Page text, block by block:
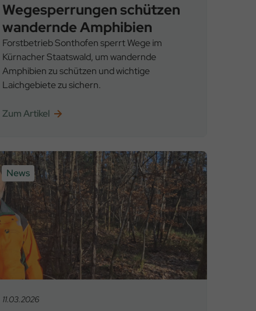
Wege­sperrungen schützen
wandernde Amphibien
Forstbetrieb Sonthofen sperrt Wege im
Kürnacher Staatswald, um wandernde
Amphibien zu schützen und wichtige
Laichgebiete zu sichern.
Zum Artikel
News
11.03.2026